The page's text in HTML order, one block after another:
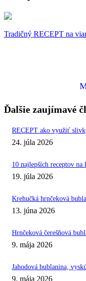
Tradičný RECEPT na
Ďalšie zaujímavé
RECEPT ako využiť
24. júla 2026
10 najlepších receptov na
19. júla 2026
Krehučká hrnčeková
13. júna 2026
Hrnčeková čerešňová
9. mája 2026
Jahodová bublanina,
9. mája 2026